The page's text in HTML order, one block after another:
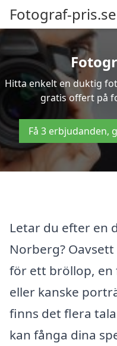
Fotograf-pris.se
Hitta enkelt en duktig
gratis offert på
Få 3 erbjudanden,
Letar du efter en
Norberg?
för ett bröllop,
eller kanske
finns det flera
kan fånga dina